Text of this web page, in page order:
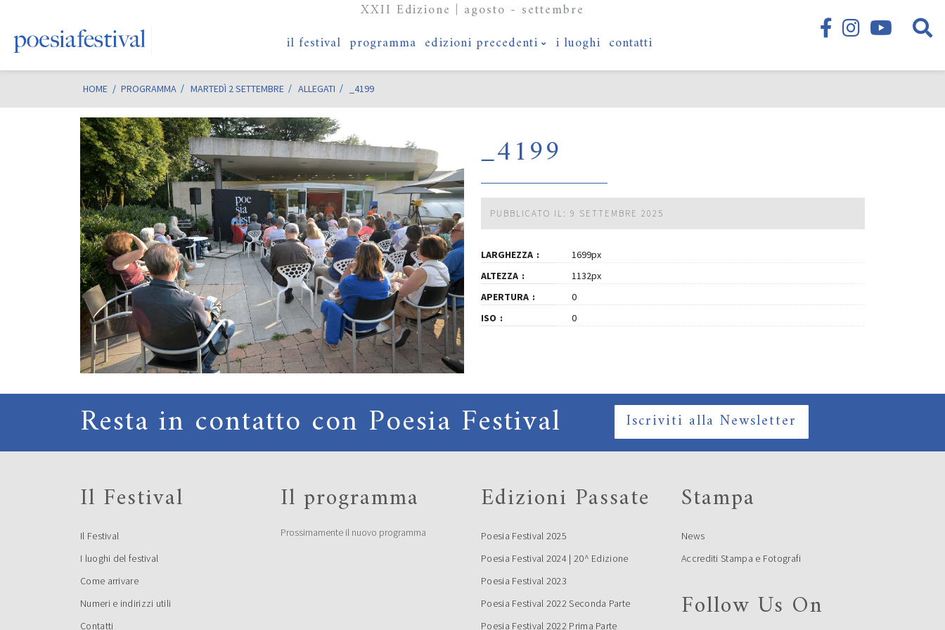
XXII Edizione | agosto - settembre
il festival programma edizioni precedenti i luoghi contatti
HOME / PROGRAMMA MARTEDÌ 2 SETTEMBRE ALLEGATI _4199
_4199
PUBBLICATO IL: 9 SETTEMBRE 2025
LARGHEZZA
1699px
ALTEZZA
1132px
APERTURA
0
ISO
0
Resta in contatto con Poesia Festival Iscriviti alla Newsletter
Il Festival
Il Festival
I luoghi del festival
Come arrivare
Numeri e indirizzi utili
Contatti
Il programma
Prossimamente il nuovo programma
Edizioni Passate
Poesia Festival 2025
Poesia Festival 2024 | 20^ Edizione
Poesia Festival 2023
Poesia Festival 2022 Seconda Parte
Poesia Festival 2022 Prima Parte
Stampa
News
Accrediti Stampa e Fotografi
Follow Us On